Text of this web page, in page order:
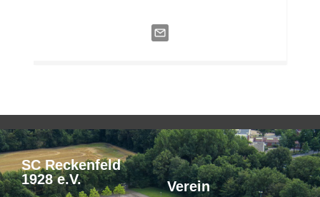
SC Reckenfeld
1928 e.V.
Verein